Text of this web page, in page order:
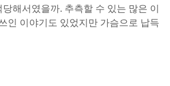
해서였을까. 추측할 수 있는 많은 이
인 이야기도 있었지만 가슴으로 납득